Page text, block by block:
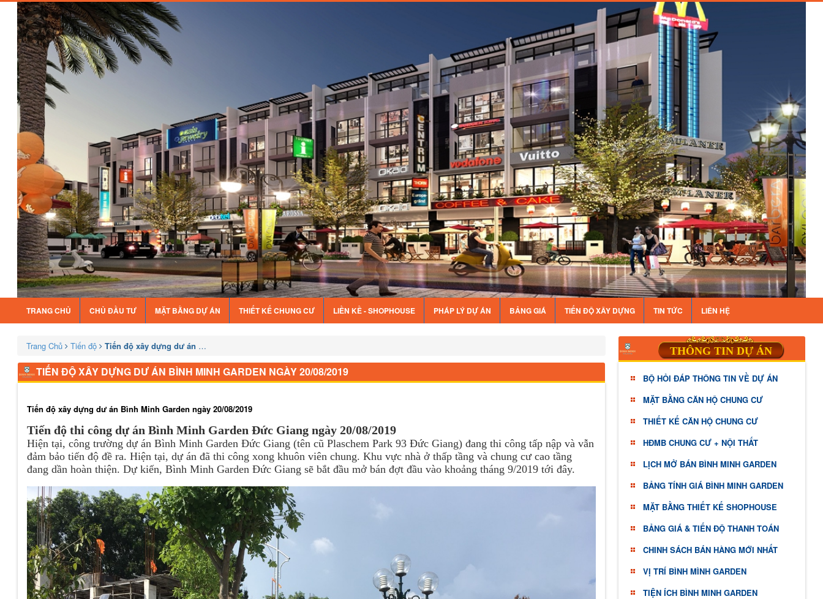
TRANG CHỦ CHỦ ĐẦU TƯ MẶT BẰNG DỰ ÁN THIẾT KẾ CHUNG CƯ LIỀN KỀ - SHOPHOUSE PHÁP LÝ DỰ ÁN BẢNG GIÁ TIẾN ĐỘ XÂY DỰNG TIN TỨC LIÊN HỆ
Trang Chủ Tiến độ Tiến độ xây dựng dư án Bình Minh Garden ngày 20/08/2019
TIẾN ĐỘ XÂY DỰNG DƯ ÁN BÌNH MINH GARDEN NGÀY 20/08/2019
Tiến độ xây dựng dư án Bình Minh Garden ngày 20/08/2019
Tiến độ thi công dự án Bình Minh Garden Đức Giang ngày 20/08/2019
Hiện tại, công trường dự án Bình Minh Garden Đức Giang (tên cũ Plaschem Park 93 Đức Giang) đang thi công tấp nập và vẫn
đảm bảo tiến độ đề ra. Hiện tại, dự án đã thi công xong khuôn viên chung. Khu vực nhà ở thấp tầng và chung cư cao tầng
đang dần hoàn thiện. Dự kiến, Bình Minh Garden Đức Giang sẽ bắt đầu mở bán đợt đầu vào khoảng tháng 9/2019 tới đây.
THÔNG TIN DỰ ÁN
BỘ HỎI ĐÁP THÔNG TIN VỀ DỰ ÁN
MẶT BẰNG CĂN HỘ CHUNG CƯ
THIẾT KẾ CĂN HỘ CHUNG CƯ
HĐMB CHUNG CƯ + NỘI THẤT
LỊCH MỞ BÁN BÌNH MINH GARDEN
BẢNG TÍNH GIÁ BÌNH MINH GARDEN
MẶT BẰNG THIẾT KẾ SHOPHOUSE
BẢNG GIÁ & TIẾN ĐỘ THANH TOÁN
CHINH SÁCH BÁN HÀNG MỚI NHẤT
VỊ TRÍ BÌNH MÌNH GARDEN
TIỆN ÍCH BÌNH MINH GARDEN